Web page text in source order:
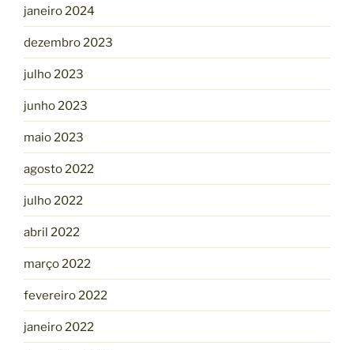
janeiro 2024
dezembro 2023
julho 2023
junho 2023
maio 2023
agosto 2022
julho 2022
abril 2022
março 2022
fevereiro 2022
janeiro 2022